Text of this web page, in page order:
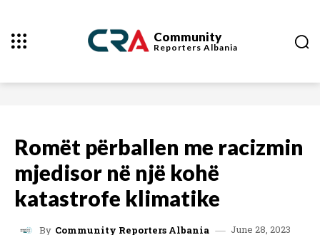
Community
Reporters Albania
Romët përballen me racizmin
mjedisor në një kohë
katastrofe klimatike
By Community Reporters Albania June 28, 2023